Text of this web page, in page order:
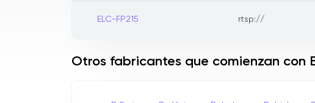
ELC-FP215 rtsp://
Otros fabricantes que comienzan con